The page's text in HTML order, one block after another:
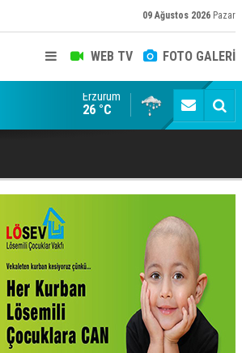
09 Ağustos 2026 Pazar
WEB TV FOTO GALERİ
Erzurum'da yağış uyarısı
Erzurum
26 °C